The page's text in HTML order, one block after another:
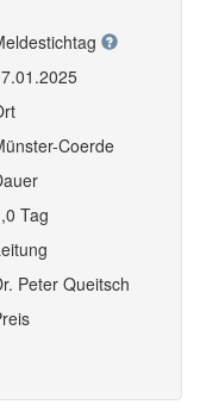
Coerde
Tag
Peter Queitsch